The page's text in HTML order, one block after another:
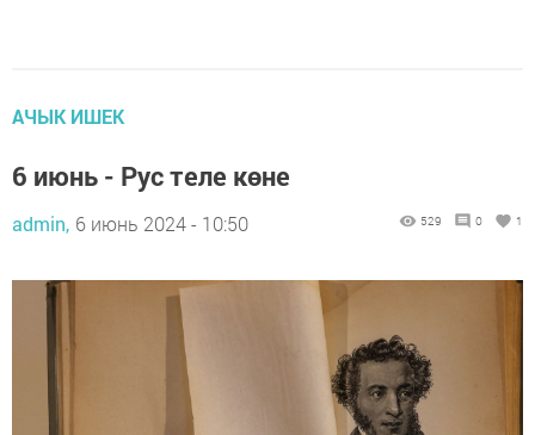
АЧЫК ИШЕК
6 июнь - Рус теле көне
admin, 6 июнь 2024 - 10:50 529 0 1